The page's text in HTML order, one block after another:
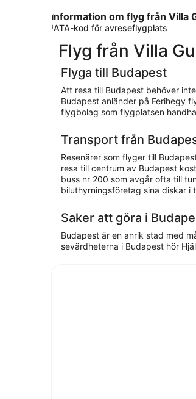
Information om flyg från Villa
IATA-kod för avreseflygplats
Flyg från Villa
Flyga till Budapest
Att resa till Budapest behöver
Budapest anländer på Ferihegy
flygbolag som flygplatsen
Transport från
Resenärer som flyger till
resa till centrum av Budapest
buss nr 200 som avgår ofta till
biluthyrningsföretag sina diskar i
Saker att göra i
Budapest är en anrik stad med
sevärdheterna i Budapest hör